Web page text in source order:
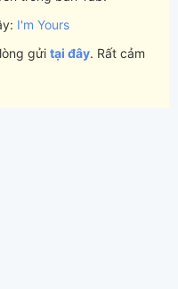
I'm Yours
gửi tại đây. Rất cảm